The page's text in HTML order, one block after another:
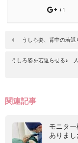
+1
うしろ姿、背中の若返
うしろ姿を若返らせる♪
関連記事
モニタ
ありま